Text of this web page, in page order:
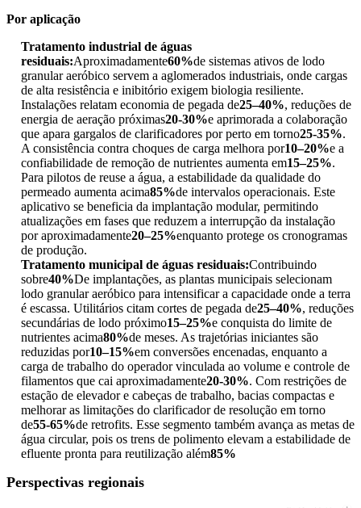
Por aplicação
Tratamento industrial de águas
residuais:Aproximadamente60%de sistemas ativos de lodo
granular aeróbico servem a aglomerados industriais, onde cargas
de alta resistência e inibitório exigem biologia resiliente.
Instalações relatam economia de pegada de25–40%, reduções de
energia de aeração próximas20-30%e aprimorada a colaboração
que apara gargalos de clarificadores por perto em torno25-35%.
A consistência contra choques de carga melhora por10–20%e a
confiabilidade de remoção de nutrientes aumenta em15–25%.
Para pilotos de reuse a água, a estabilidade da qualidade do
permeado aumenta acima85%de intervalos operacionais. Este
aplicativo se beneficia da implantação modular, permitindo
atualizações em fases que reduzem a interrupção da instalação
por aproximadamente20–25%enquanto protege os cronogramas
de produção.
Tratamento municipal de águas residuais:Contribuindo
sobre40%De implantações, as plantas municipais selecionam
lodo granular aeróbico para intensificar a capacidade onde a terra
é escassa. Utilitários citam cortes de pegada de25–40%, reduções
secundárias de lodo próximo15–25%e conquista do limite de
nutrientes acima80%de meses. As trajetórias iniciantes são
reduzidas por10–15%em conversões encenadas, enquanto a
carga de trabalho do operador vinculada ao volume e controle de
filamentos que cai aproximadamente20-30%. Com restrições de
estação de elevador e cabeças de trabalho, bacias compactas e
melhorar as limitações do clarificador de resolução em torno
de55-65%de retrofits. Esse segmento também avança as metas de
água circular, pois os trens de polimento elevam a estabilidade de
efluente pronta para reutilização além85%
Perspectivas regionais